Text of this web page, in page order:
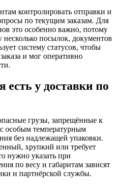
контролировать отправки и
по текущим заказам. Для
это особенно важно, потому
несколько посылок, документов
систему статусов, чтобы
и мог оперативно
есть у доставки по
грузы, запрещённые к
особым температурным
без надлежащей упаковки.
хрупкий или требует
нужно указать при
по весу и габаритам зависят
и партнёрской службы.